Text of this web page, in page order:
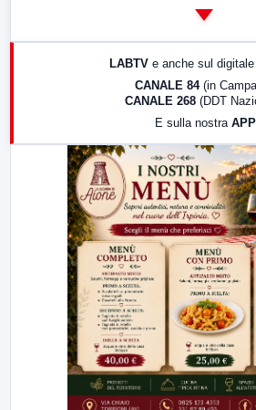
LABTV e anche sul
CANALE 84 (in
CANALE 268 (DDT
E sulla nostra APP